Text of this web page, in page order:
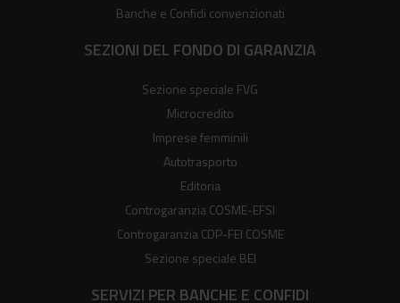
Banche e Confidi convenzionati
SEZIONI DEL FONDO DI GARANZIA
Sezione speciale FVG
Microcredito
Imprese femminili
Autotrasporto
Editoria
Controgaranzia COSME-EFSI
Controgaranzia CDP-FEI COSME
Sezione speciale BEI
SERVIZI PER BANCHE E CONFIDI